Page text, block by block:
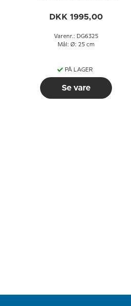
DKK 1995,00
Varenr.: DG6325
Mål: Ø: 25 cm
PÅ LAGER
Se vare